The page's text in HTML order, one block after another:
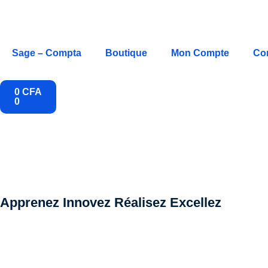
Sage – Compta Boutique Mon Compte
0 CFA
0
Apprenez Innovez Réalisez Excellez